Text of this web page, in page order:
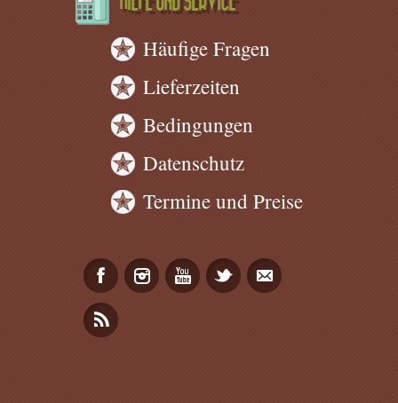
Häufige Fragen
Lieferzeiten
Bedingungen
Datenschutz
Termine und Preise